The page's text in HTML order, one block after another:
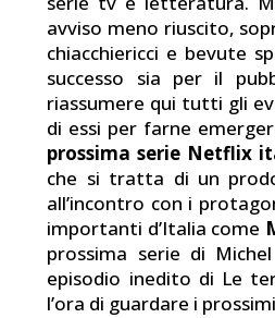
avviso meno riuscito,
chiacchiericci e bevute
successo sia per il
riassumere qui tutti gli
di essi per farne
prossima serie Netflix
che si tratta di un
all’incontro con i
importanti d’Italia come
prossima serie di
episodio inedito di Le
l’ora di guardare i